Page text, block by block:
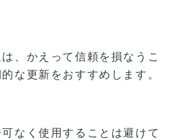
、かえって信頼を損なうこ
な更新をおすすめします。
なく使用することは避けて